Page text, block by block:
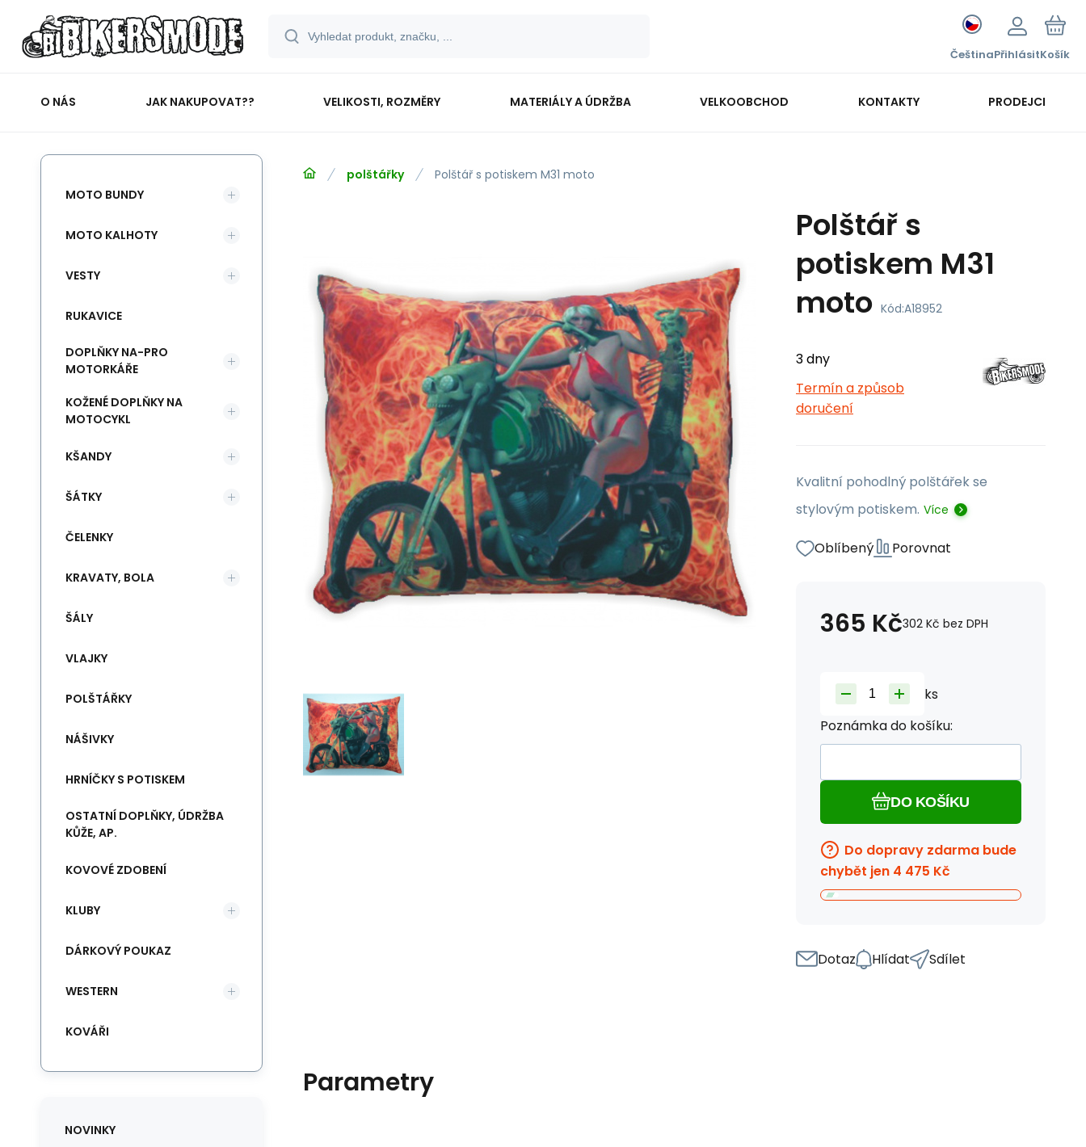
ČeštinaPřihlásitKošík
O NÁS JAK NAKUPOVAT?? VELIKOSTI, ROZMĚRY MATERIÁLY A ÚDRŽBA VELKOOBCHOD KONTAKTY PRODEJCI
polštářky Polštář s potiskem M31 moto
Polštář s
potiskem M31
moto Kód:A18952
3 dny
Termín a způsob
doručení
Kvalitní pohodlný polštářek se
stylovým potiskem. Více
Oblíbený Porovnat
365 Kč302 Kč bez DPH
ks
Poznámka do košíku:
DO KOŠÍKU
Do dopravy zdarma bude
chybět jen 4 475 Kč
Dotaz Hlídat Sdílet
Parametry
MOTO BUNDY
MOTO KALHOTY
VESTY
RUKAVICE
DOPLŇKY NA-PRO
MOTORKÁŘE
KOŽENÉ DOPLŇKY NA
MOTOCYKL
KŠANDY
ŠÁTKY
ČELENKY
KRAVATY, BOLA
ŠÁLY
VLAJKY
POLŠTÁŘKY
NÁŠIVKY
HRNÍČKY S POTISKEM
OSTATNÍ DOPLŇKY, ÚDRŽBA
KŮŽE, AP.
KOVOVÉ ZDOBENÍ
KLUBY
DÁRKOVÝ POUKAZ
WESTERN
KOVÁŘI
NOVINKY